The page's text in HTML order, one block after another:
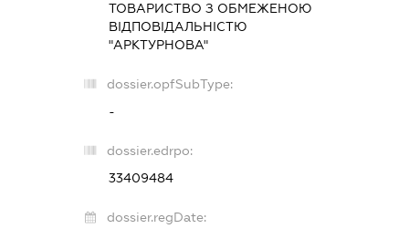
ТОВАРИСТВО З ОБМЕЖЕНОЮ
ВІДПОВІДАЛЬНІСТЮ
"АРКТУРНОВА"
dossier.opfSubType:
-
dossier.edrpo:
33409484
dossier.regDate: